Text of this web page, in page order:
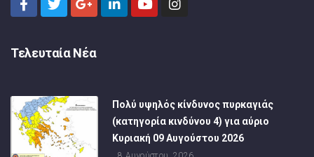
Τελευταία Νέα
Πολύ υψηλός κίνδυνος πυρκαγιάς
(κατηγορία κινδύνου 4) για αύριο
Κυριακή 09 Αυγούστου 2026